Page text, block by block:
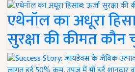
एथेनॉल का अधूरा
सुरक्षा की कीमत कौन